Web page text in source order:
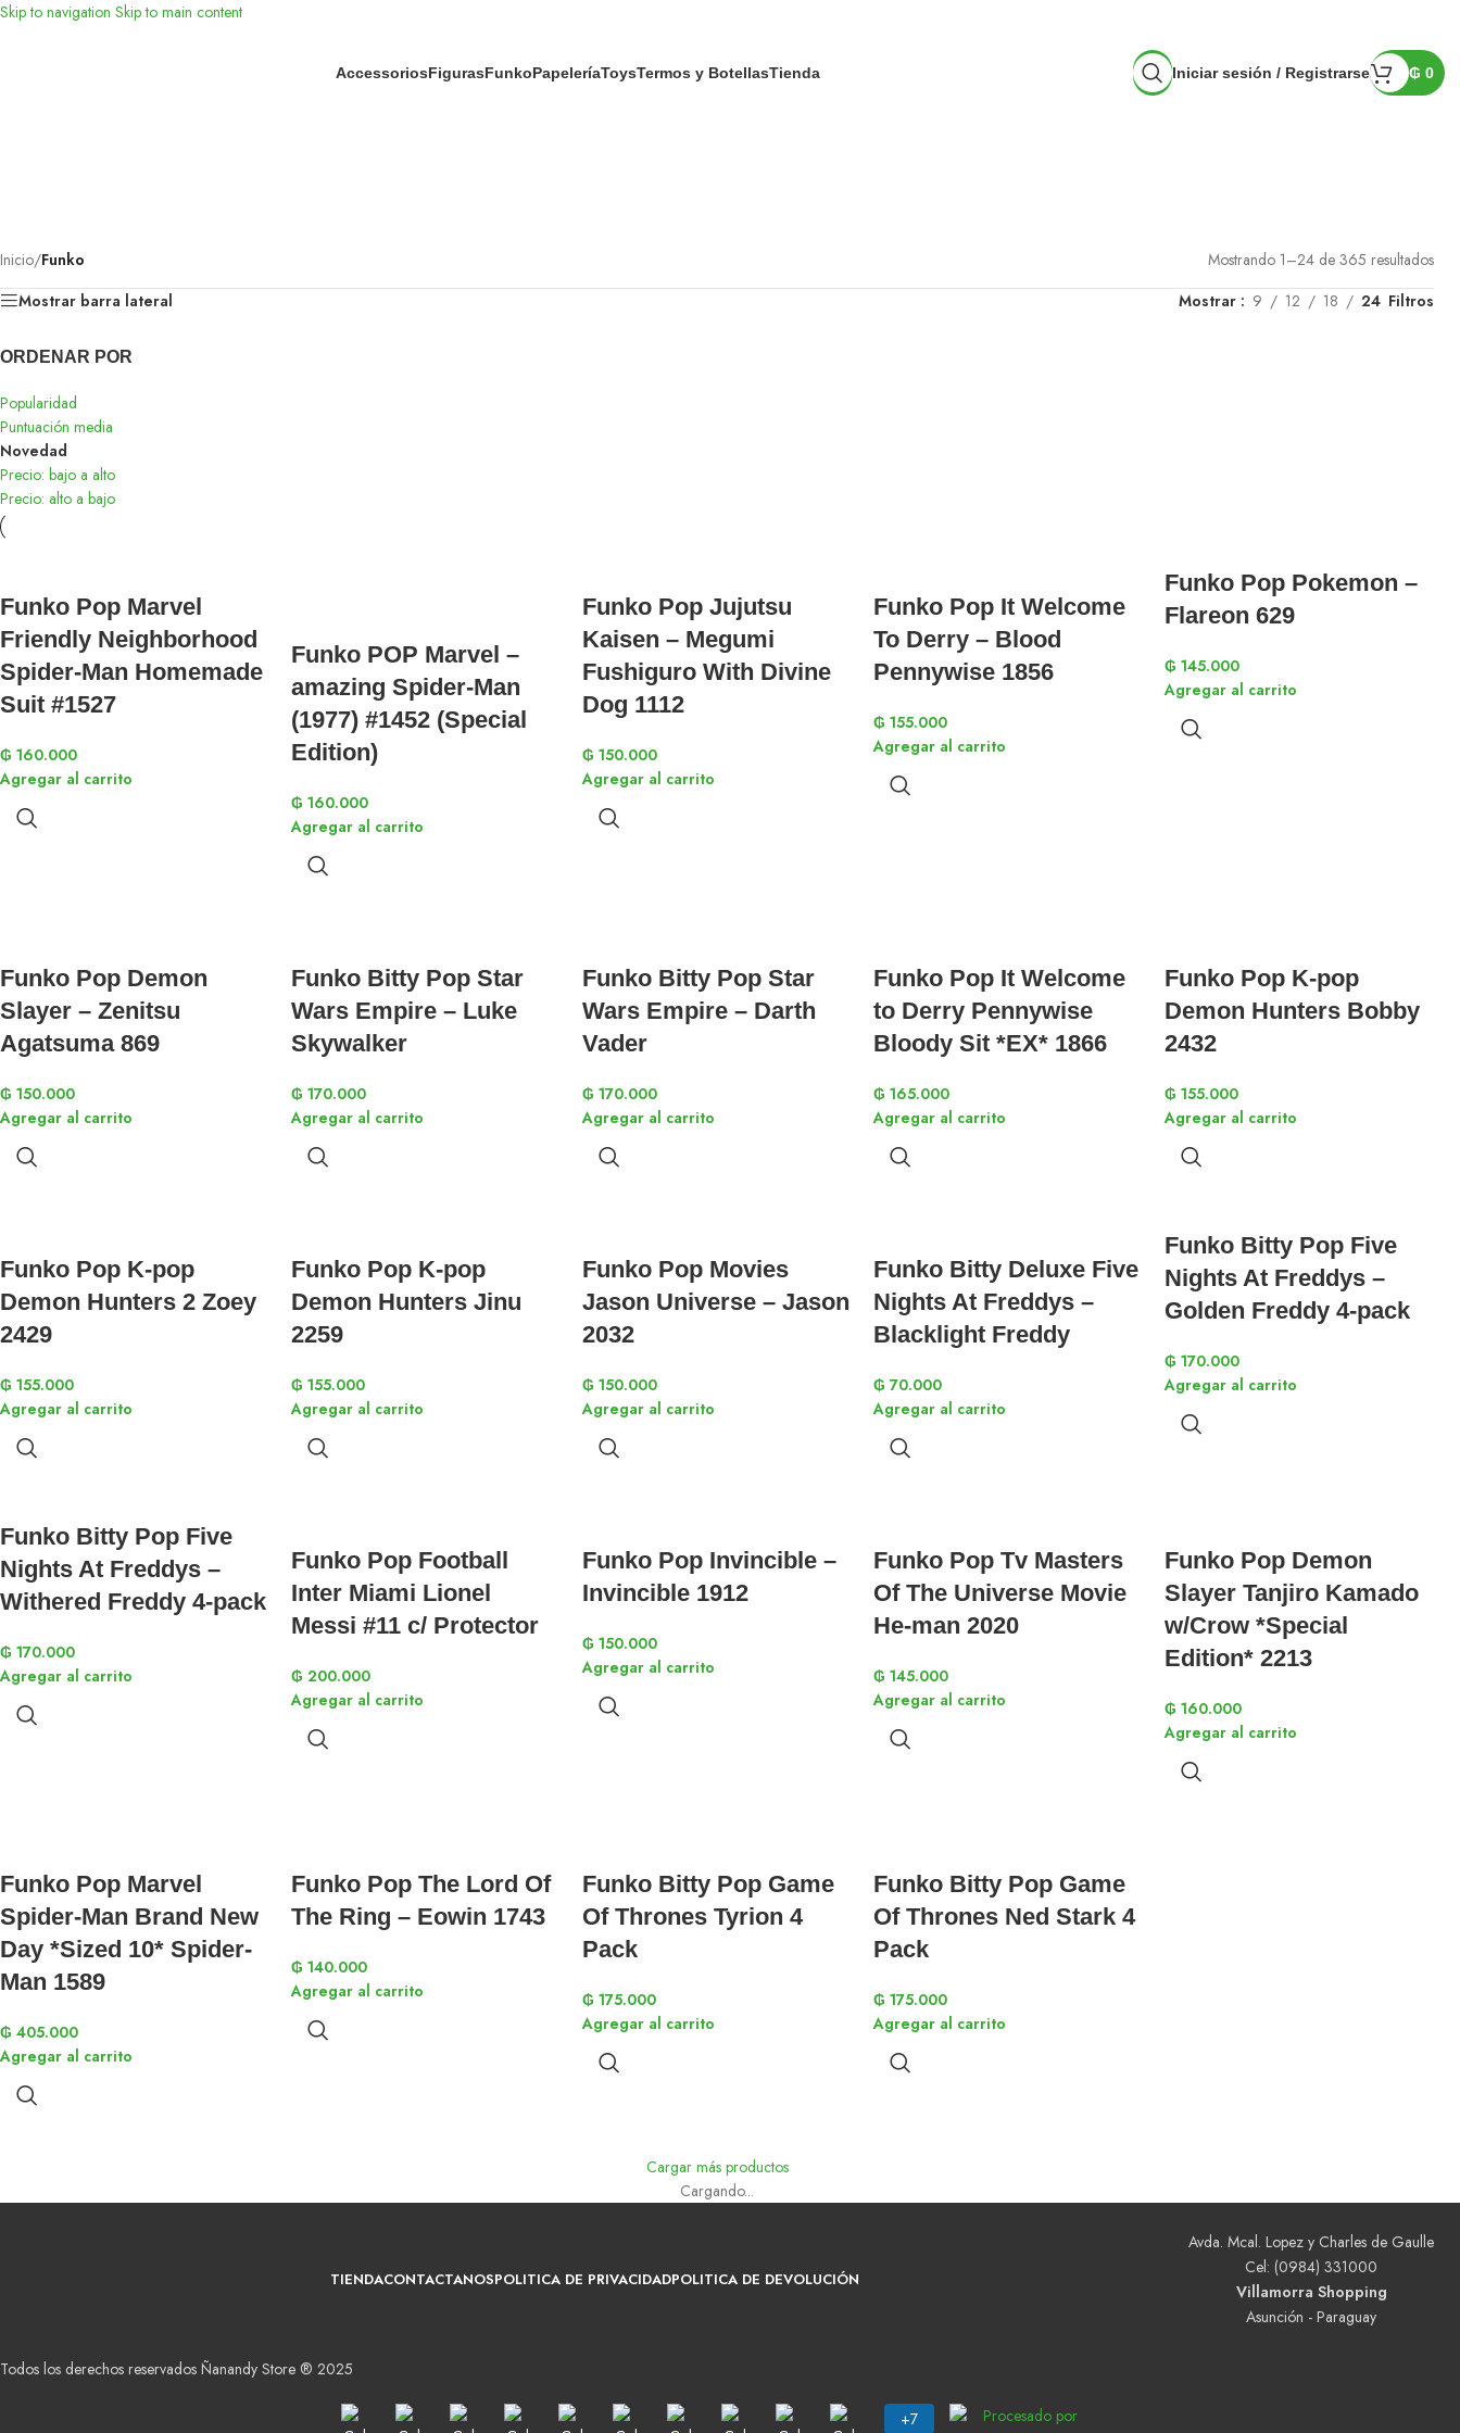
Skip to navigation Skip to main content
AccessoriosFigurasFunkoPapeleríaToysTermos y BotellasTienda Iniciar sesión / Registrarse ₲ 0
Inicio/Funko
Mostrando 1–24 de 365 resultados
Mostrar barra lateral
Mostrar 9 12 18 24 Filtros
ORDENAR POR
Popularidad
Puntuación media
Novedad
Precio: bajo a alto
Precio: alto a bajo
Funko Pop Marvel
Friendly Neighborhood
Spider-Man Homemade
Suit #1527
₲ 160.000
Agregar al carrito
Funko POP Marvel –
amazing Spider-Man
(1977) #1452 (Special
Edition)
₲ 160.000
Agregar al carrito
Funko Pop Jujutsu
Kaisen – Megumi
Fushiguro With Divine
Dog 1112
₲ 150.000
Agregar al carrito
Funko Pop It Welcome
To Derry – Blood
Pennywise 1856
₲ 155.000
Agregar al carrito
Funko Pop Pokemon –
Flareon 629
₲ 145.000
Agregar al carrito
Funko Pop Demon
Slayer – Zenitsu
Agatsuma 869
₲ 150.000
Agregar al carrito
Funko Bitty Pop Star
Wars Empire – Luke
Skywalker
₲ 170.000
Agregar al carrito
Funko Bitty Pop Star
Wars Empire – Darth
Vader
₲ 170.000
Agregar al carrito
Funko Pop It Welcome
to Derry Pennywise
Bloody Sit *EX* 1866
₲ 165.000
Agregar al carrito
Funko Pop K-pop
Demon Hunters Bobby
2432
₲ 155.000
Agregar al carrito
Funko Pop K-pop
Demon Hunters 2 Zoey
2429
₲ 155.000
Agregar al carrito
Funko Pop K-pop
Demon Hunters Jinu
2259
₲ 155.000
Agregar al carrito
Funko Pop Movies
Jason Universe – Jason
2032
₲ 150.000
Agregar al carrito
Funko Bitty Deluxe Five
Nights At Freddys –
Blacklight Freddy
₲ 70.000
Agregar al carrito
Funko Bitty Pop Five
Nights At Freddys –
Golden Freddy 4-pack
₲ 170.000
Agregar al carrito
Funko Bitty Pop Five
Nights At Freddys –
Withered Freddy 4-pack
₲ 170.000
Agregar al carrito
Funko Pop Football
Inter Miami Lionel
Messi #11 c/ Protector
₲ 200.000
Agregar al carrito
Funko Pop Invincible –
Invincible 1912
₲ 150.000
Agregar al carrito
Funko Pop Tv Masters
Of The Universe Movie
He-man 2020
₲ 145.000
Agregar al carrito
Funko Pop Demon
Slayer Tanjiro Kamado
w/Crow *Special
Edition* 2213
₲ 160.000
Agregar al carrito
Funko Pop Marvel
Spider-Man Brand New
Day *Sized 10* Spider-
Man 1589
₲ 405.000
Agregar al carrito
Funko Pop The Lord Of
The Ring – Eowin 1743
₲ 140.000
Agregar al carrito
Funko Bitty Pop Game
Of Thrones Tyrion 4
Pack
₲ 175.000
Agregar al carrito
Funko Bitty Pop Game
Of Thrones Ned Stark 4
Pack
₲ 175.000
Agregar al carrito
Cargar más productos
Cargando...
TIENDACONTACTANOSPOLITICA DE PRIVACIDADPOLITICA DE DEVOLUCIÓN
Avda. Mcal. Lopez y Charles de Gaulle
Cel: (0984) 331000
Villamorra Shopping
Asunción - Paraguay
Todos los derechos reservados Ñanandy Store ® 2025